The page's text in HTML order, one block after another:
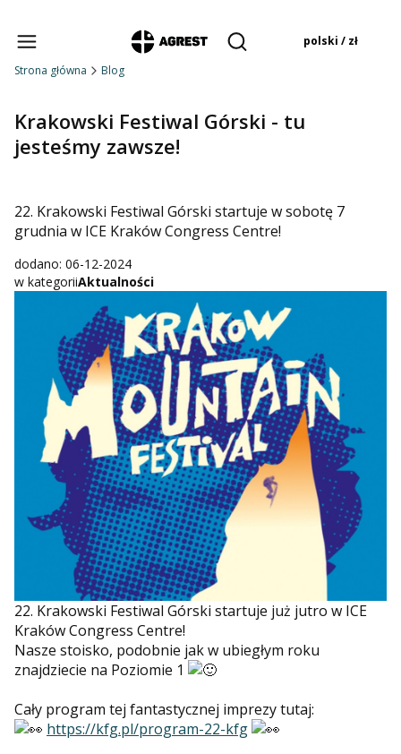
Otwórz wyszukiwarkę
Produkty w
polski / zł
Strona główna
Blog
Krakowski Festiwal Górski - tu
jesteśmy zawsze!
22. Krakowski Festiwal Górski startuje w sobotę 7
grudnia w ICE Kraków Congress Centre!
dodano: 06-12-2024
w kategoriiAktualności
22. Krakowski Festiwal Górski startuje już jutro w ICE
Kraków Congress Centre!
Nasze stoisko, podobnie jak w ubiegłym roku
znajdziecie na Poziomie 1
Cały program tej fantastycznej imprezy tutaj:
https://kfg.pl/program-22-kfg